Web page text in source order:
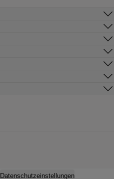
Datenschutzeinstellungen